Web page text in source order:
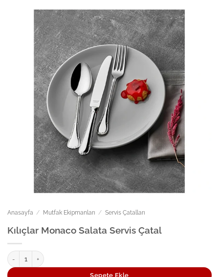
Anasayfa / Mutfak Ekipmanları / Servis Çatalları
Kılıçlar Monaco Salata Servis Çatal
Kılıçlar Monaco Salata Servis Çatal adet
Sepete Ekle